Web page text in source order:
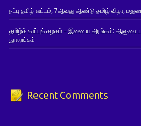
நட்பு தமிழ் வட்டம், 7ஆவது ஆண்டு தமிழ் விழா,
தமிழ்க் காப்புக் கழகம் – இணைய அரங்கம்:
நூலரங்கம்
Recent Comments